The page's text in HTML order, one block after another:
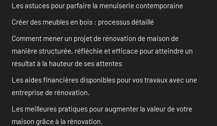
Les astuces pour parfaire la menuiserie contemporaine
Créer des meubles en bois : processus détaillé
Comment mener un projet de rénovation de maison de
manière structurée, réfléchie et efficace pour atteindre un
résultat à la hauteur de ses attentes
Les aides financières disponibles pour vos travaux avec une
entreprise de rénovation.
Les meilleures pratiques pour augmenter la valeur de votre
maison grâce à la rénovation.